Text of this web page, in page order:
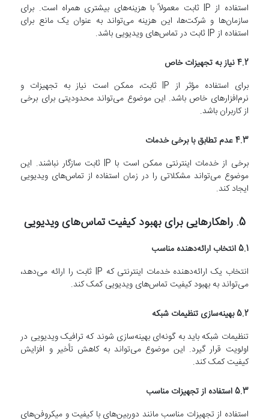
استفاده از IP ثابت معمولاً با هزینه‌های بیشتری همراه است. برای
سازمان‌ها و شرکت‌ها، این هزینه می‌تواند به عنوان یک مانع برای
استفاده از IP ثابت در تماس‌های ویدیویی باشد.
4.2 نیاز به تجهیزات خاص
برای استفاده مؤثر از IP ثابت، ممکن است نیاز به تجهیزات و
نرم‌افزارهای خاص باشد. این موضوع می‌تواند محدودیتی برای برخی
از کاربران باشد.
4.3 عدم تطابق با برخی خدمات
برخی از خدمات اینترنتی ممکن است با IP ثابت سازگار نباشند. این
موضوع می‌تواند مشکلاتی را در زمان استفاده از تماس‌های ویدیویی
ایجاد کند.
5. راهکارهایی برای بهبود کیفیت تماس‌های ویدیویی
5.1 انتخاب ارائه‌دهنده مناسب
انتخاب یک ارائه‌دهنده خدمات اینترنتی که IP ثابت را ارائه می‌دهد،
می‌تواند به بهبود کیفیت تماس‌های ویدیویی کمک کند.
5.2 بهینه‌سازی تنظیمات شبکه
تنظیمات شبکه باید به گونه‌ای بهینه‌سازی شوند که ترافیک ویدیویی در
اولویت قرار گیرد. این موضوع می‌تواند به کاهش تأخیر و افزایش
کیفیت کمک کند.
5.3 استفاده از تجهیزات مناسب
استفاده از تجهیزات مناسب مانند دوربین‌های با کیفیت و میکروفن‌های